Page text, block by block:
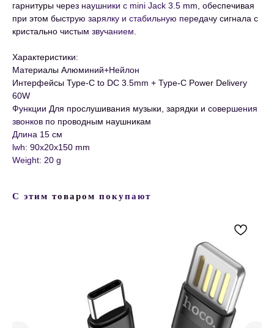
гарнитуры через наушники с mini Jack 3.5 mm, обеспечивая
при этом быструю зарялку и стабильную передачу сигнала с
кристально чистым звучанием.
Характеристики:
Материалы Aлюминий+Нейлон
Интерфейсы Type-C to DC 3.5mm + Type-C Power Delivery
60W
Функции Для прослушивания музыки, зарядки и совершения
звонков по проводным наушникам
Длина 15 см
lwh: 90x20x150 mm
Weight: 20 g
С этим товаром покупают